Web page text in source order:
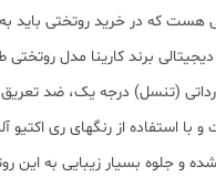
هست که در خرید روتختی باید
برند کارینا مدل روتختی
(تنسل) درجه یک، ضد
استفاده از رنگهای ری اکتیو
و جلوه بسیار زیبایی به این